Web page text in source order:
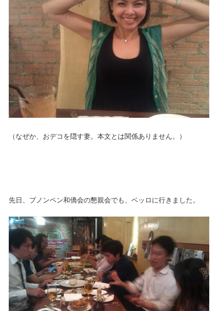
（なぜか、おデコを隠す妻。本文とは関係ありません。）
先日、プノンペン和僑会の懇親会でも、ベッロに行きました。